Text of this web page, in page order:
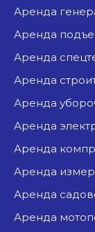
аренда
аренда
аренда
аренда
аренда
аренда
аренда
аренда
аренда
аренда